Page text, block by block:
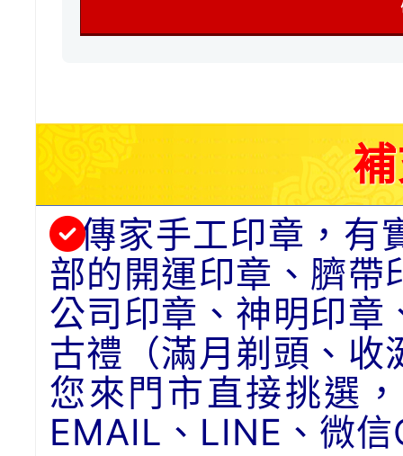
傳家手工印章，有
部的開運印章、臍帶
公司印章、神明印章
古禮（滿月剃頭、收
您來門市直接挑選
EMAIL、LINE、微